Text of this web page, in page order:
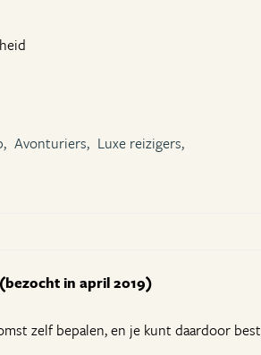
Avonturiers, Luxe reizigers,
(bezocht in april 2019)
zelf bepalen, en je kunt daardoor best